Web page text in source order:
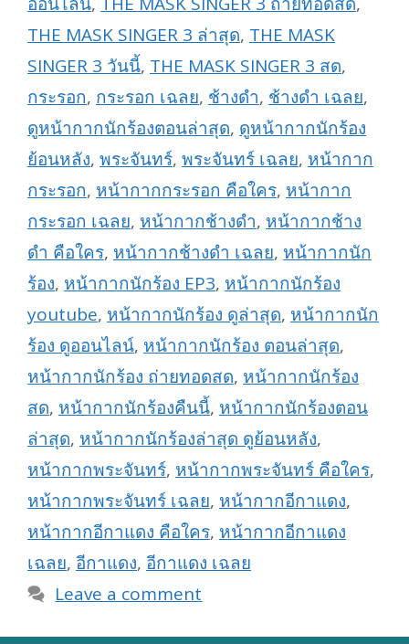
THE MASK SINGER 3 ล่าสุด, THE MASK
SINGER 3 วันนี้, THE MASK SINGER 3 สด,
กระรอก, กระรอก เฉลย, ช้างดำ, ช้างดำ เฉลย,
ดูหน้ากากนักร้องตอนล่าสุด, ดูหน้ากากนักร้อง
ย้อนหลัง, พระจันทร์, พระจันทร์ เฉลย, หน้ากาก
กระรอก, หน้ากากกระรอก คือใคร, หน้ากาก
กระรอก เฉลย, หน้ากากช้างดำ, หน้ากากช้าง
ดำ คือใคร, หน้ากากช้างดำ เฉลย, หน้ากากนัก
ร้อง, หน้ากากนักร้อง EP3, หน้ากากนักร้อง
youtube, หน้ากากนักร้อง ดูล่าสุด, หน้ากากนัก
ร้อง ดูออนไลน์, หน้ากากนักร้อง ตอนล่าสุด,
หน้ากากนักร้อง ถ่ายทอดสด, หน้ากากนักร้อง
สด, หน้ากากนักร้องคืนนี้, หน้ากากนักร้องตอน
ล่าสุด, หน้ากากนักร้องล่าสุด ดูย้อนหลัง,
หน้ากากพระจันทร์, หน้ากากพระจันทร์ คือใคร,
หน้ากากพระจันทร์ เฉลย, หน้ากากอีกาแดง,
หน้ากากอีกาแดง คือใคร, หน้ากากอีกาแดง
เฉลย, อีกาแดง, อีกาแดง เฉลย
Leave a comment